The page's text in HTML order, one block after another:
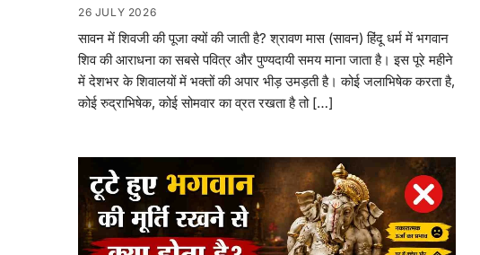
26 JULY 2026
सावन में शिवजी की पूजा क्यों की जाती है? श्रावण मास (सावन) हिंदू धर्म में भगवान
शिव की आराधना का सबसे पवित्र और पुण्यदायी समय माना जाता है। इस पूरे महीने
में देशभर के शिवालयों में भक्तों की अपार भीड़ उमड़ती है। कोई जलाभिषेक करता है,
कोई रुद्राभिषेक, कोई सोमवार का व्रत रखता है तो […]